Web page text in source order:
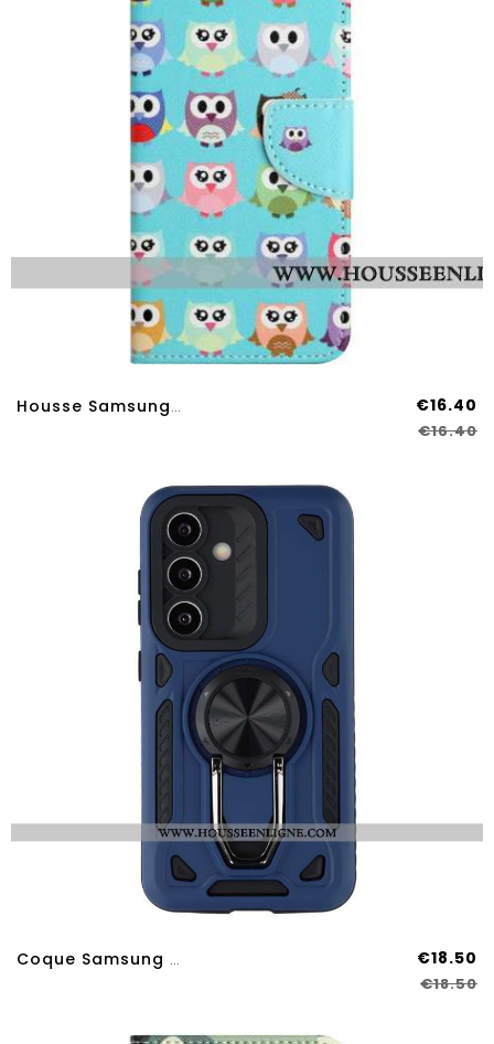
Housse Samsung Galaxy A17 4G / 5G / A26 5G Chouettes €16.40
€16.40
Coque Samsung Galaxy A17 4G / 5G Robuste Avec Support €18.50
€18.50